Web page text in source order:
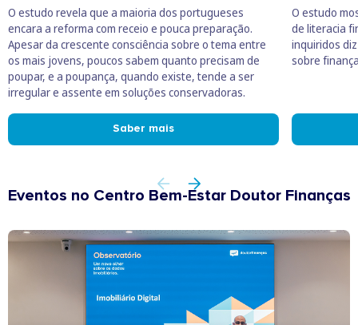
O estudo revela que a maioria dos portugueses
encara a reforma com receio e pouca preparação.
Apesar da crescente consciência sobre o tema entre
os mais jovens, poucos sabem quanto precisam de
poupar, e a poupança, quando existe, tende a ser
irregular e assente em soluções conservadoras.
Saber mais
O estudo
de literacia
inquiridos
sobre
Eventos no Centro Bem-Estar Doutor Finanças